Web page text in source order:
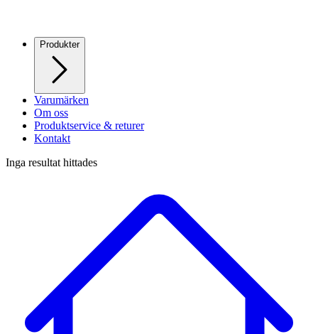
Produkter
Varumärken
Om oss
Produktservice & returer
Kontakt
Inga resultat hittades